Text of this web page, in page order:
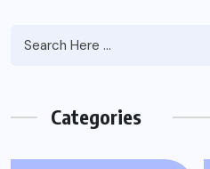
Categories